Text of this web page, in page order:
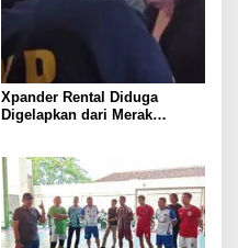
Xpander Rental Diduga
Digelapkan dari Merak
AL